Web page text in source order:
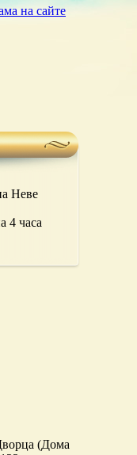
на сайте
Неве
4 часа
(Дома